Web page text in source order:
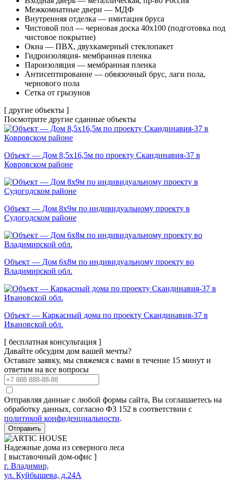
Межкомнатные двери — МДФ
Внутренняя отделка — имитация бруса
Чистовой пол — черновая доска 40х100 (подготовка под
чистовое покрытие)
Окна — ПВХ, двухкамерный стеклопакет
Гидроизоляция- мембранная пленка
Пароизоляция — мембранная пленка
Антисептирование — обвязочный брус, лаги пола,
чернового пола
Cетка от грызунов
[ другие объекты ]
Посмотрите другие сданные объекты
Объект — Дом 8,5х16,5м по проекту Скандинавия-37 в
Ковровском районе
Объект — Дом 8х9м по индивидуальному проекту в
Судогодском районе
Объект — Дом 6х8м по индивидуальному проекту во
Владимирской обл.
Объект — Каркасный дома по проекту Скандинавия-37 в
Ивановской обл.
[ бесплатная консультация ]
Давайте обсудим дом вашей мечты?
Оставьте заявку, мы свяжемся с вами в течение 15 минут и
ответим на все вопросы
Отправляя данные с любой формы сайта, Вы соглашаетесь на
обработку данных, согласно ФЗ 152 в соответствии с
политикой конфиденциальности.
Отправить
Надежные дома из северного леса
[ выставочный дом-офис ]
г. Владимир,
ул. Куйбышева, д.24А